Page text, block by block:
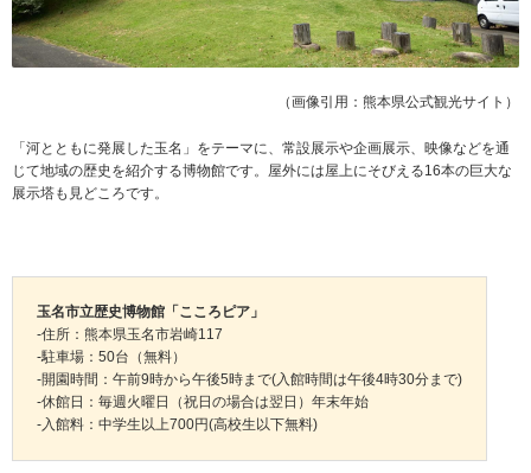
（画像引用：熊本県公式観光サイト）
「河とともに発展した玉名」をテーマに、常設展示や企画展示、映像などを通
じて地域の歴史を紹介する博物館です。屋外には屋上にそびえる16本の巨大な
展示塔も見どころです。
玉名市立歴史博物館「こころピア」
-住所：熊本県玉名市岩崎117
-駐車場：50台（無料）
-開園時間：午前9時から午後5時まで(入館時間は午後4時30分まで)
-休館日：毎週火曜日（祝日の場合は翌日）年末年始
-入館料：中学生以上700円(高校生以下無料)